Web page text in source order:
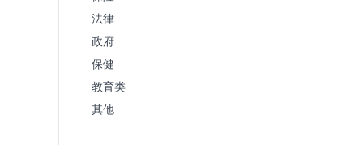
法律
政府
保健
教育类
其他